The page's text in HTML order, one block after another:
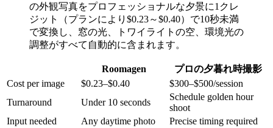
の外観写真をプロフェッショナルな夕景に1クレ
ジット（プランにより$0.23～$0.40）で10秒未満
で変換し、窓の光、トワイライトの空、環境光の
調整がすべて自動的に含まれます。
Roomagen
プロの夕暮れ時撮影
Cost per image
$0.23–$0.40
$300–$500/session
Turnaround
Under 10 seconds
Schedule golden hour
shoot
Input needed
Any daytime photo
Precise timing required